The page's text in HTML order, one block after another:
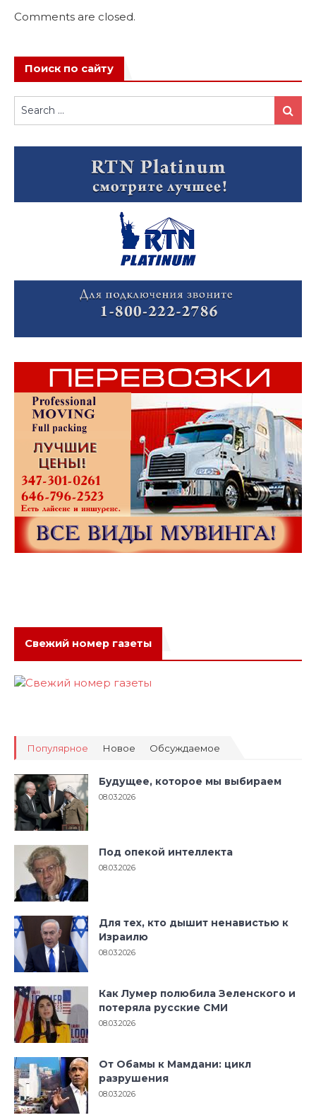
Comments are closed.
Поиск по сайту
Search
for:
Search
Свежий номер газеты
Популярное Новое Обсуждаемое
Будущее, которое мы выбираем
08.03.2026
Под опекой интеллекта
08.03.2026
Для тех, кто дышит ненавистью к
Израилю
08.03.2026
Как Лумер полюбила Зеленского и
потеряла русские СМИ
08.03.2026
От Обамы к Мамдани: цикл
разрушения
08.03.2026